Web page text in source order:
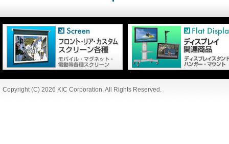
Copyright (C) 2026 KIC Corporation. All Rights Reserved.